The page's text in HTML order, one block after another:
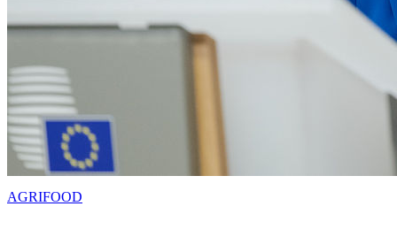
AGRIFOOD